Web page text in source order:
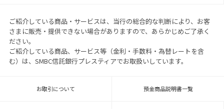
ご紹介している商品・サービスは、当行の総合的な判断により、お客
さまに販売・提供できない場合がありますので、あらかじめご了承く
ださい。
ご紹介している商品、サービス等（金利・手数料・為替レートを含
む）は、SMBC信託銀行プレスティアでお取扱いしています。
お取引について 預金商品説明書一覧